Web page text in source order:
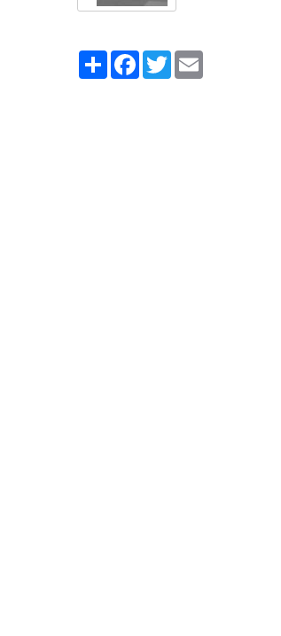
PartagerFacebookTwitter